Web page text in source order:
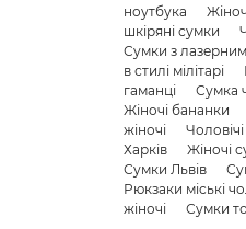
ноутбука
шкіряні сумки
Сумки з
в стилі мілітарі
гаманці
Сумка
Жіночі бананки
жіночі
Харків
Жіночі
Сумки Львів
Рюкзаки міські
жіночі
Сумки